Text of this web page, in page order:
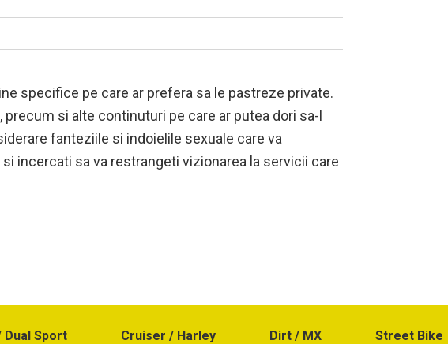
specifice pe care ar prefera sa le pastreze private.
si alte continuturi pe care ar putea dori sa-l
fanteziile si indoielile sexuale care va
incercati sa va restrangeti vizionarea la servicii care
Sport Cruiser / Harley Dirt / MX Street Bike